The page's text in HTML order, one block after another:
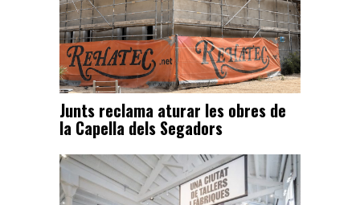
Junts reclama aturar les obres de
la Capella dels Segadors